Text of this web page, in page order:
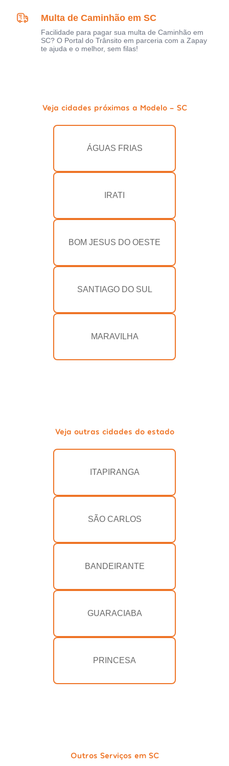
Multa de Caminhão em SC
Facilidade para pagar sua multa de Caminhão em
SC? O Portal do Trânsito em parceria com a Zapay
te ajuda e o melhor, sem filas!
Veja cidades próximas a Modelo - SC
ÁGUAS FRIAS
IRATI
BOM JESUS DO OESTE
SANTIAGO DO SUL
MARAVILHA
Veja outras cidades do estado
ITAPIRANGA
SÃO CARLOS
BANDEIRANTE
GUARACIABA
PRINCESA
Outros Serviços em SC